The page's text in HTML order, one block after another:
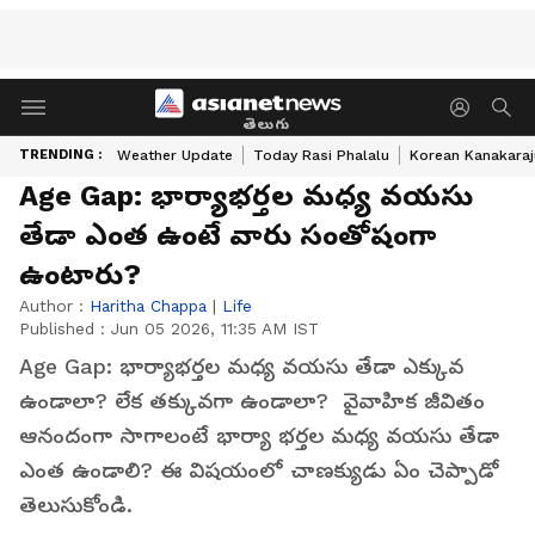
తెలుగు
TRENDING : Weather Update Today Rasi Phalalu Korean
Age Gap: భార్యాభర్తల మధ్య వయసు
తేడా ఎంత ఉంటే వారు సంతోషంగా
ఉంటారు?
Author : Haritha Chappa | Life
Published : Jun 05 2026, 11:35 AM IST
Age Gap: భార్యాభర్తల మధ్య వయసు తేడా ఎక్కువ
ఉండాలా? లేక తక్కువగా ఉండాలా? వైవాహిక జీవితం
ఆనందంగా సాగాలంటే భార్యా భర్తల మధ్య వయసు తేడా
ఎంత ఉండాలి? ఈ విషయంలో చాణక్యుడు ఏం చెప్పాడో
తెలుసుకోండి.